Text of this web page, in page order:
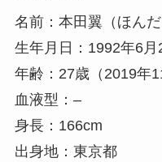
名前：本田翼（ほんだ
生年月日：1992年6月
年齢：27歳（2019年
血液型：–
身長：166cm
出身地：東京都